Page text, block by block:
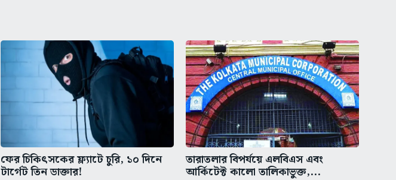
ফের চিকিৎসকের ফ্ল্যাটে চুরি, ১০ দিনে
টার্গেট তিন ডাক্তার!
তারাতলার বিপর্যয়ে এলবিএস এবং
আর্কিটেক্ট কালো তালিকাভুক্ত,...